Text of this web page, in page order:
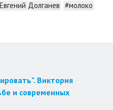
Долганев #молоко
Виктория
и современных